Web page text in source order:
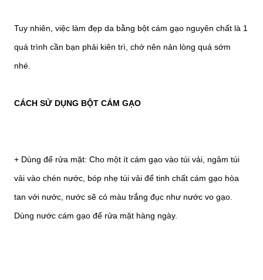
Tuy nhiên, việc làm đẹp da bằng bột cám gạo nguyên chất là 1
quá trình cần bạn phải kiên trì, chớ nên nản lòng quá sớm
nhé.
CÁCH SỬ DỤNG BỘT CÁM GẠO
+ Dùng để rửa mặt: Cho một ít cám gạo vào túi vải, ngâm túi
vải vào chén nước, bóp nhẹ túi vải để tinh chất cám gạo hòa
tan với nước, nước sẽ có màu trắng đục như nước vo gạo.
Dùng nước cám gạo để rửa mặt hàng ngày.